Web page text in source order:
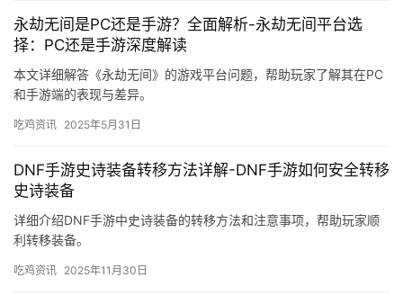
永劫无间是PC还是手游？全面解析-永劫无间平台选
择：PC还是手游深度解读
本文详细解答《永劫无间》的游戏平台问题，帮助玩家了解其在PC
和手游端的表现与差异。
吃鸡资讯 2025年5月31日
DNF手游史诗装备转移方法详解-DNF手游如何安全转移
史诗装备
详细介绍DNF手游中史诗装备的转移方法和注意事项，帮助玩家顺
利转移装备。
吃鸡资讯 2025年11月30日